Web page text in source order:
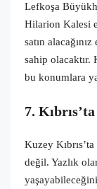
Lefkoşa
Hilarion Kalesi
satın
sahip olacaktır.
bu konumlara
7.
Kuzey
değil. Yazlık